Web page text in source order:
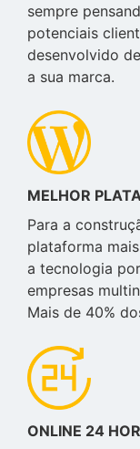
sempre
potenciais
desenvolvido
a sua marca.
MELHOR
Para a
plataforma
a tecnologia
empresas
Mais de 40%
ONLINE 24